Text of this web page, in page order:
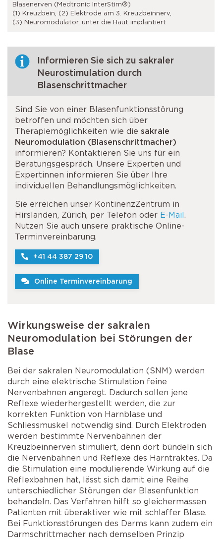
Blasenerven (Medtronic InterStim®)
(1) Kreuzbein, (2) Elektrode am 3. Kreuzbeinnerv,
(3) Neuromodulator, unter die Haut implantiert
Informieren Sie sich zu sakraler
Neurostimulation durch
Blasenschrittmacher
Sind Sie von einer Blasenfunktionsstörung
betroffen und möchten sich über
Therapiemöglichkeiten wie die sakrale
Neuromodulation (Blasenschrittmacher)
informieren? Kontaktieren Sie uns für ein
Beratungsgespräch. Unsere Experten und
Expertinnen informieren Sie über Ihre
individuellen Behandlungsmöglichkeiten.
Sie erreichen unser KontinenzZentrum in
Hirslanden, Zürich, per Telefon oder E-Mail.
Nutzen Sie auch unsere praktische Online-
Terminvereinbarung.
+41 44 387 29 10
Online Terminvereinbarung
Wirkungsweise der sakralen
Neuromodulation bei Störungen der
Blase
Bei der sakralen Neuromodulation (SNM) werden
durch eine elektrische Stimulation feine
Nervenbahnen angeregt. Dadurch sollen jene
Reflexe wiederhergestellt werden, die zur
korrekten Funktion von Harnblase und
Schliessmuskel notwendig sind. Durch Elektroden
werden bestimmte Nervenbahnen der
Kreuzbeinnerven stimuliert, denn dort bündeln sich
die Nervenbahnen und Reflexe des Harntraktes. Da
die Stimulation eine modulierende Wirkung auf die
Reflexbahnen hat, lässt sich damit eine Reihe
unterschiedlicher Störungen der Blasenfunktion
behandeln. Das Verfahren hilft so gleichermassen
Patienten mit überaktiver wie mit schlaffer Blase.
Bei Funktionsstörungen des Darms kann zudem ein
Darmschrittmacher nach demselben Prinzip